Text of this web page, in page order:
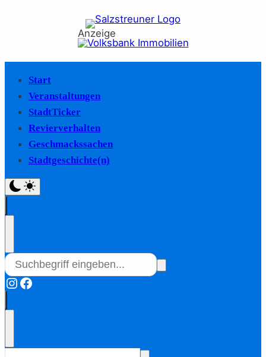
Anzeige
Start
Veranstaltungen
StadtTicker
Revierverhalten
Geschmackssachen
Stadtgeschichte(n)
Instagram
Facebook